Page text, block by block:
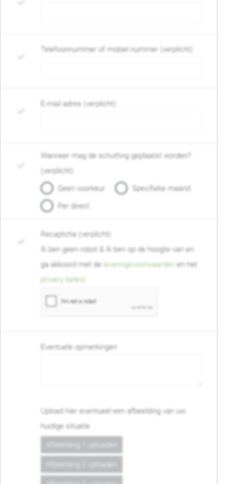
Telefoonnummer of mobiel nummer (verplicht)
E-mail adres (verplicht)
Wanneer mag de schutting geplaatst worden?
(verplicht)
Geen voorkeur
Specifieke maand
Per direct
Recaptcha (verplicht)
Ik ben geen robot & Ik ben op de hoogte van en
ga akkoord met de leveringsvoorwaarden en het
privacy beleid
Eventuele opmerkingen
Upload hier eventueel een afbeelding van uw
huidige situatie